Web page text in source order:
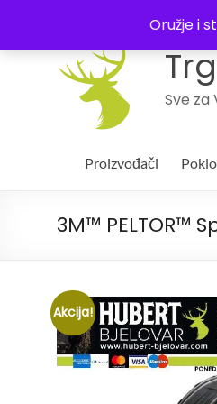
Oružje i
Sve za
Proizvođači
3M™ PELTOR™
Akcija!